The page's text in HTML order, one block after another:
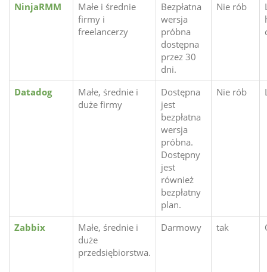
NinjaRMM
Małe i średnie
firmy i
freelancerzy
Bezpłatna
wersja
próbna
dostępna
przez 30
dni.
Nie rób
Datadog
Małe, średnie i
duże firmy
Dostępna
jest
bezpłatna
wersja
próbna.
Dostępny
jest
również
bezpłatny
plan.
Nie rób
Zabbix
Małe, średnie i
duże
przedsiębiorstwa.
Darmowy tak